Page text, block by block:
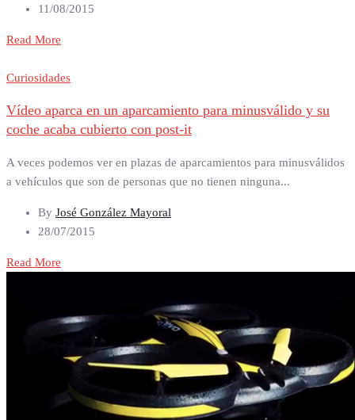
11/08/2015
Read More
Curiosidades
Vídeo aparca en un aparcamiento para minusválido y su
coche acaba cubierto con post-it
A veces podemos ver en plazas de aparcamientos para minusválidos
a vehículos que son de personas que no tienen ninguna...
By José González Mayoral
28/07/2015
Read More